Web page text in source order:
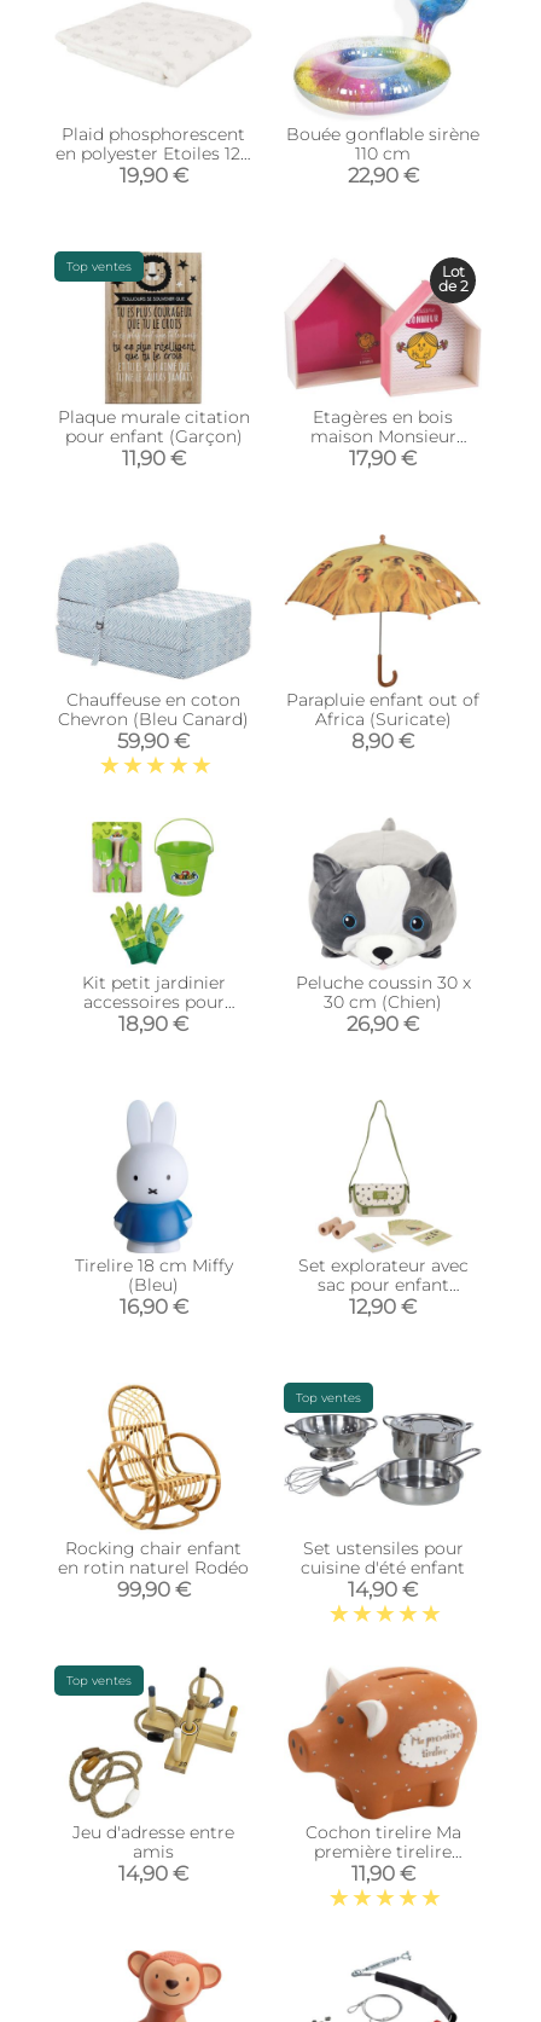
Plaid phosphorescent
en polyester Etoiles 120
x 150 cm (Blanc)
19,90 €
Bouée gonflable sirène
110 cm
22,90 €
Top ventes
Plaque murale citation
pour enfant (Garçon)
11,90 €
Etagères en bois
maison Monsieur
Madame (Lot de 2)
(Rose)
17,90 €
Lot
de 2
Chauffeuse en coton
Chevron (Bleu Canard)
59,90 €
Parapluie enfant out of
Africa (Suricate)
8,90 €
Kit petit jardinier
accessoires pour
enfant en métal (Seau
+ gants + petits outils)
18,90 €
Peluche coussin 30 x
30 cm (Chien)
26,90 €
Tirelire 18 cm Miffy
(Bleu)
16,90 €
Set explorateur avec
sac pour enfant
(Oiseaux)
12,90 €
Rocking chair enfant
en rotin naturel Rodéo
99,90 €
Top ventes
Set ustensiles pour
cuisine d'été enfant
14,90 €
Top ventes
Jeu d'adresse entre
amis
14,90 €
Cochon tirelire Ma
première tirelire
(Orange)
11,90 €